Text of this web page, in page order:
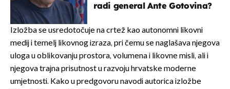
radi general Ante Gotovina?
Izložba se usredotočuje na crtež kao autonomni likovni
medij i temelj likovnog izraza, pri čemu se naglašava njegova
uloga u oblikovanju prostora, volumena i likovne misli, ali i
njegova trajna prisutnost u razvoju hrvatske moderne
umjetnosti. Kako u predgovoru navodi autorica izložbe